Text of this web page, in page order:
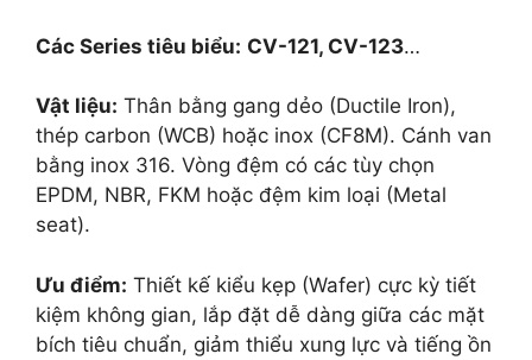
Các Series tiêu biểu: CV-121, CV-123…
Vật liệu: Thân bằng gang dẻo (Ductile Iron),
thép carbon (WCB) hoặc inox (CF8M). Cánh van
bằng inox 316. Vòng đệm có các tùy chọn
EPDM, NBR, FKM hoặc đệm kim loại (Metal
seat).
Ưu điểm: Thiết kế kiểu kẹp (Wafer) cực kỳ tiết
kiệm không gian, lắp đặt dễ dàng giữa các mặt
bích tiêu chuẩn, giảm thiểu xung lực và tiếng ồn